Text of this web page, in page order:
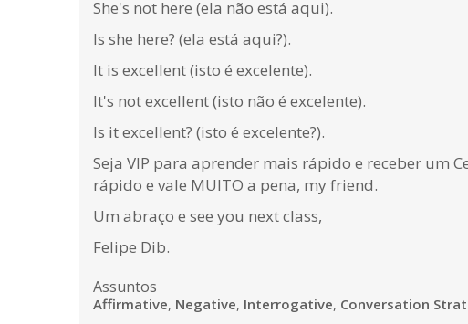
She's not here (ela não está aqui).
Is she here? (ela está aqui?).
It is excellent (isto é excelente).
It's not excellent (isto não é excelente).
Is it excellent? (isto é excelente?).
Seja VIP para aprender mais rápido e receber um
rápido e vale MUITO a pena, my friend.
Um abraço e see you next class,
Felipe Dib.
Assuntos
Affirmative, Negative, Interrogative, Conversation